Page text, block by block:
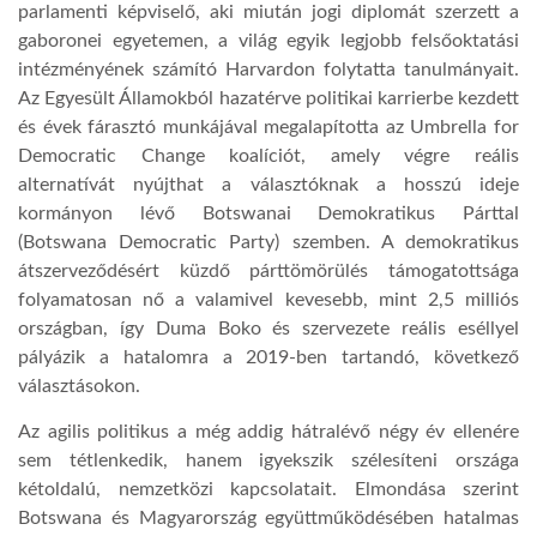
parlamenti képviselő, aki miután jogi diplomát szerzett a
gaboronei egyetemen, a világ egyik legjobb felsőoktatási
intézményének számító Harvardon folytatta tanulmányait.
Az Egyesült Államokból hazatérve politikai karrierbe kezdett
és évek fárasztó munkájával megalapította az Umbrella for
Democratic Change koalíciót, amely végre reális
alternatívát nyújthat a választóknak a hosszú ideje
kormányon lévő Botswanai Demokratikus Párttal
(Botswana Democratic Party) szemben. A demokratikus
átszerveződésért küzdő párttömörülés támogatottsága
folyamatosan nő a valamivel kevesebb, mint 2,5 milliós
országban, így Duma Boko és szervezete reális eséllyel
pályázik a hatalomra a 2019-ben tartandó, következő
választásokon.
Az agilis politikus a még addig hátralévő négy év ellenére
sem tétlenkedik, hanem igyekszik szélesíteni országa
kétoldalú, nemzetközi kapcsolatait. Elmondása szerint
Botswana és Magyarország együttműködésében hatalmas